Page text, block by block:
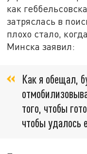
как
затряслась в
плохо стало,
Минска заявил:
Как я обещал,
того, чтобы
чтобы удалось